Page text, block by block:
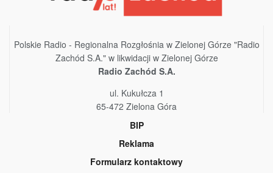
Polskie Radio - Regionalna Rozgłośnia w Zielonej Górze "Radio
Zachód S.A." w likwidacji w Zielonej Górze
Radio Zachód S.A.
ul. Kukułcza 1
65-472 Zielona Góra
BIP
Reklama
Formularz kontaktowy